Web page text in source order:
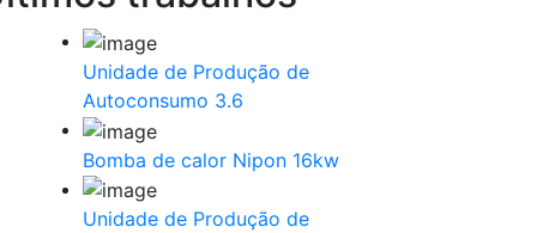
Unidade de Produção de
Autoconsumo 3.6
Bomba de calor Nipon 16kw
Unidade de Produção de